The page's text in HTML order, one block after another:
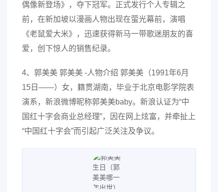
偶像新登场》，夺下冠军。正式发行个人专辑之
前，在新加坡以漫画人物出现在萤光幕前，演唱
《老鼠爱大米》，迅速获得新马一带歌迷朋友的喜
爱，创下惊人的销售纪录。
4、郭美美 郭美美 -人物介绍 郭美美（1991年6月
15日——）女，籍贯湖南，毕业于北京电影学院表
演系，新浪微博昵称郭美美baby。新浪认证为“中
国红十字会商业总经理”，因在网上炫富，并牵扯上
“中国红十字会”而引起广泛关注及争议。